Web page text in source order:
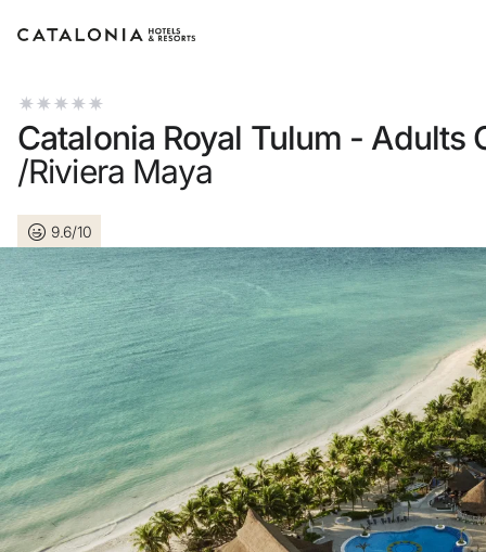
¿Olvidaste tu
o usa una de estas
Entra con
Iniciar sesión solo
¿Aún no tienes cuenta?
Catalonia Royal Tulum - Adults
/Riviera Maya
9.6/10